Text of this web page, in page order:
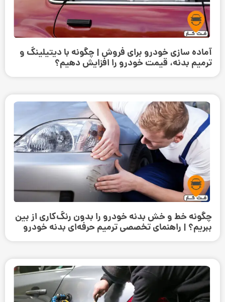
آماده سازی خودرو برای فروش | چگونه با دیتیلینگ و
ترمیم بدنه، قیمت خودرو را افزایش دهیم؟
چگونه خط و خش بدنه خودرو را بدون رنگ‌کاری از بین
ببریم؟ | راهنمای تخصصی ترمیم حرفه‌ای بدنه خودرو